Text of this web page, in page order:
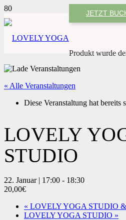
JETZT
Produkt wurde
« Alle Veranstaltungen
Diese Veranstaltung hat bereits
LOVELY
STUDIO
22. Januar | 17:00 - 18:30
20,00€
« LOVELY YOGA STUDIO
LOVELY YOGA STUDIO »